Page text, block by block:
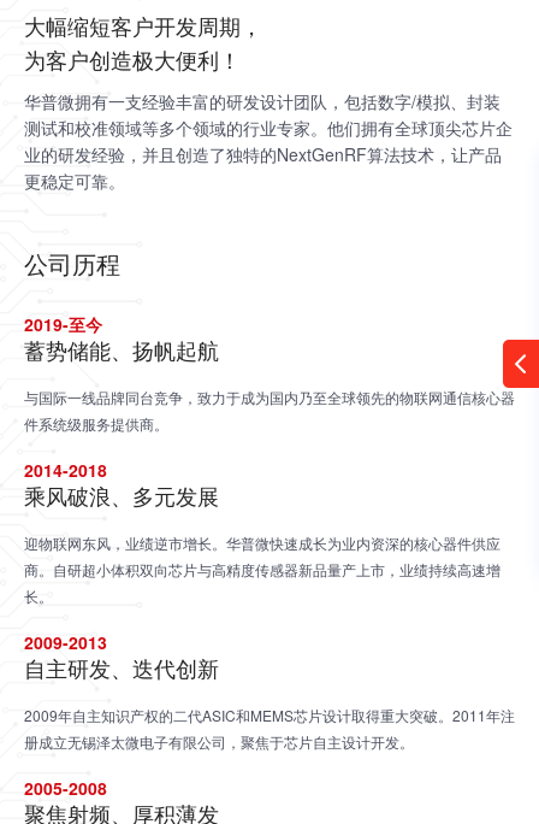
大幅缩短客户开发周期，
为客户创造极大便利！
华普微拥有一支经验丰富的研发设计团队，包括数字/模拟、封装
测试和校准领域等多个领域的行业专家。他们拥有全球顶尖芯片企
业的研发经验，并且创造了独特的NextGenRF算法技术，让产品
更稳定可靠。
公司历程
2019-至今
蓄势储能、扬帆起航
与国际一线品牌同台竞争，致力于成为国内乃至全球领先的物联网通信核心器
件系统级服务提供商。
2014-2018
乘风破浪、多元发展
迎物联网东风，业绩逆市增长。华普微快速成长为业内资深的核心器件供应
商。自研超小体积双向芯片与高精度传感器新品量产上市，业绩持续高速增
长。
2009-2013
自主研发、迭代创新
2009年自主知识产权的二代ASIC和MEMS芯片设计取得重大突破。2011年注
册成立无锡泽太微电子有限公司，聚焦于芯片自主设计开发。
2005-2008
聚焦射频、厚积薄发